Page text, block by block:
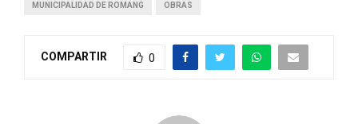
MUNICIPALIDAD DE ROMANG OBRAS
COMPARTIR 0